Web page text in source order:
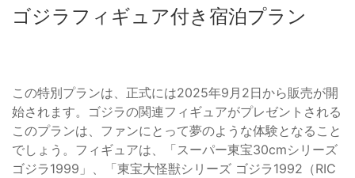
ゴジラフィギュア付き宿泊プラン
この特別プランは、正式には2025年9月2日から販売が開
始されます。ゴジラの関連フィギュアがプレゼントされる
このプランは、ファンにとって夢のような体験となること
でしょう。フィギュアは、「スーパー東宝30cmシリーズ
ゴジラ1999」、「東宝大怪獣シリーズ ゴジラ1992（RIC